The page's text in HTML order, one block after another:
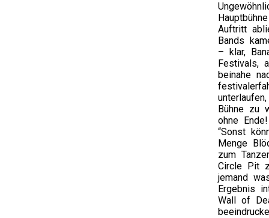
Auftritt
Bands
– klar,
Festivals,
beinahe
Bühne zu
ohne
“Sonst
Menge
zum
Circle Pit
jemand
Ergebnis
Wall of